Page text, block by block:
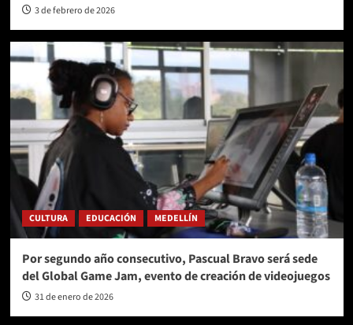
3 de febrero de 2026
CULTURA EDUCACIÓN MEDELLÍN
Por segundo año consecutivo, Pascual Bravo será sede
del Global Game Jam, evento de creación de videojuegos
31 de enero de 2026